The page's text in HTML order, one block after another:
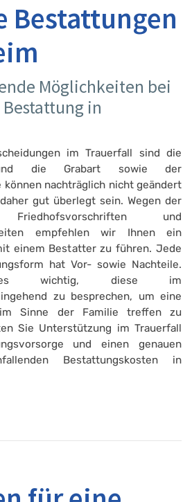
Bestattungen
Möglichkeiten bei
in
im Trauerfall sind die
und die Grabart sowie der
nachträglich nicht geändert
gut überlegt sein. Wegen der
Friedhofsvorschriften und
empfehlen wir Ihnen ein
einem Bestatter zu führen. Jede
hat Vor- sowie Nachteile.
wichtig, diese im
zu besprechen, um eine
Sinne der Familie treffen zu
Sie Unterstützung im Trauerfall
und einen genauen
Bestattungskosten in